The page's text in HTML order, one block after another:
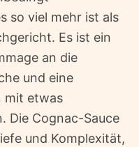
so viel mehr ist als
Es ist ein
an die
und eine
mit etwas
Die Cognac-Sauce
und Komplexität,